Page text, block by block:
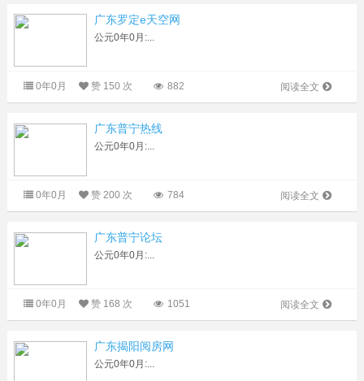
广东罗定e天空网
公元0年0月:...
阅读全文
0年0月 赞 150 次 882
广东普宁热线
公元0年0月:...
阅读全文
0年0月 赞200 次 784
广东普宁论坛
公元0年0月:...
阅读全文
0年0月 赞 168 次 1051
广东揭阳阅房网
公元0年0月:...